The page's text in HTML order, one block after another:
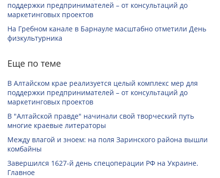
поддержки предпринимателей – от консультаций до
маркетинговых проектов
На Гребном канале в Барнауле масштабно отметили День
физкультурника
Еще по теме
В Алтайском крае реализуется целый комплекс мер для
поддержки предпринимателей – от консультаций до
маркетинговых проектов
В "Алтайской правде" начинали свой творческий путь
многие краевые литераторы
Между влагой и зноем: на поля Заринского района вышли
комбайны
Завершился 1627-й день спецоперации РФ на Украине.
Главное